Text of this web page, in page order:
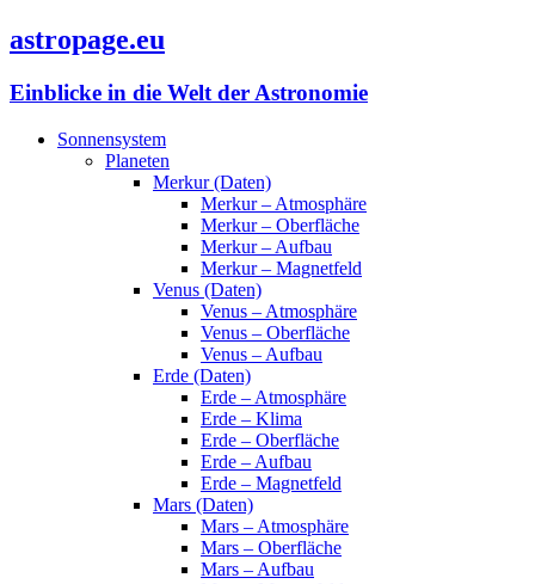
astropage.eu
Einblicke in die Welt der Astronomie
Sonnensystem
Planeten
Merkur (Daten)
Merkur – Atmosphäre
Merkur – Oberfläche
Merkur – Aufbau
Merkur – Magnetfeld
Venus (Daten)
Venus – Atmosphäre
Venus – Oberfläche
Venus – Aufbau
Erde (Daten)
Erde – Atmosphäre
Erde – Klima
Erde – Oberfläche
Erde – Aufbau
Erde – Magnetfeld
Mars (Daten)
Mars – Atmosphäre
Mars – Oberfläche
Mars – Aufbau